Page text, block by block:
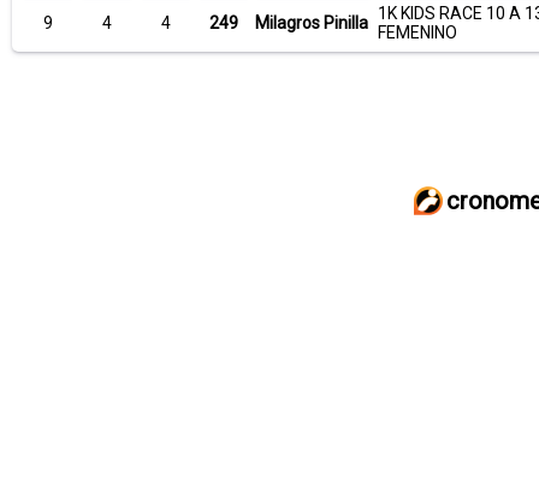
9
4 4 249 Milagros Pinilla 1K KIDS RACE 10 A
FEMENINO